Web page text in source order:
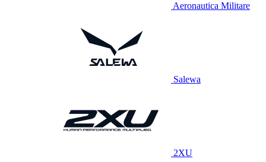
Aeronautica Militare
Salewa
2XU